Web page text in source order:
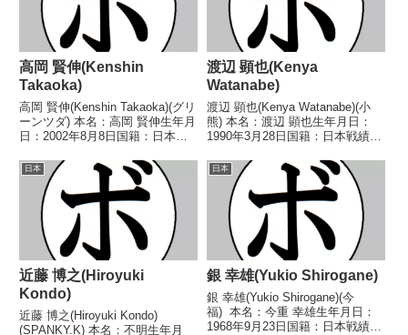
高岡 賢伸(Kenshin
Takaoka)
高岡 賢伸(Kenshin Takaoka)(グリ
ーンツダ) 本名：高岡 賢伸生年月
日：2002年8月8日国籍：日本戦
ル】なし 【戦歴】2025/04/29
○1RTKO 杉岡 史問(江
見)2026/04...
渡辺 顕也(Kenya
Watanabe)
渡辺 顕也(Kenya Watanabe)(小
熊) 本名：渡辺 顕也生年月日：
1990年3月28日国籍：日本戦績：
イトル】なし 【戦歴】
2016/12/14 ●4RTKO 瀧澤 優
太(REBOOT)2...
日本
近藤 博之(Hiroyuki
Kondo)
近藤 博之(Hiroyuki Kondo)
(SPANKY.K) 本名：不明生年月
日本
銀 幸雄(Yukio Shirogane)
銀 幸雄(Yukio Shirogane)(今
福) 本名：今重 幸雄生年月日：
1968年9月23日国籍：日本戦績：